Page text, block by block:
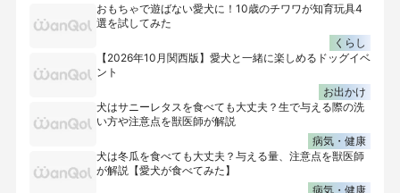
おもちゃで遊ばない愛犬に！10歳のチワワが知育玩具4
選を試してみた
くらし
【2026年10月関西版】愛犬と一緒に楽しめるドッグイベ
ント
お出かけ
犬はサニーレタスを食べても大丈夫？生で与える際の洗
い方や注意点を獣医師が解説
病気・健康
犬は冬瓜を食べても大丈夫？与える量、注意点を獣医師
が解説【愛犬が食べてみた】
病気・健康